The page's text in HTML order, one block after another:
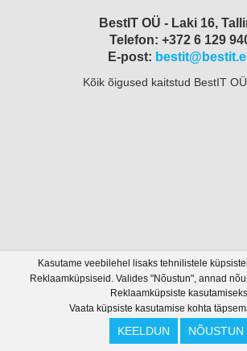
BestIT OÜ - Laki 16,
Telefon: +372 6 129
E-post:
Kõik õigused kaitstud BestIT
Kasutame veebilehel lisaks tehnilistele
Reklaamküpsiseid. Valides "Nõustun", annad
Reklaamküpsiste
Vaata küpsiste kasutamise kohta
KEELDUN NÕUSTUN